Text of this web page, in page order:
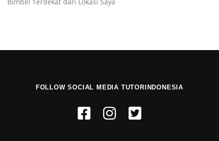
FOLLOW SOCIAL MEDIA TUTORINDONESIA